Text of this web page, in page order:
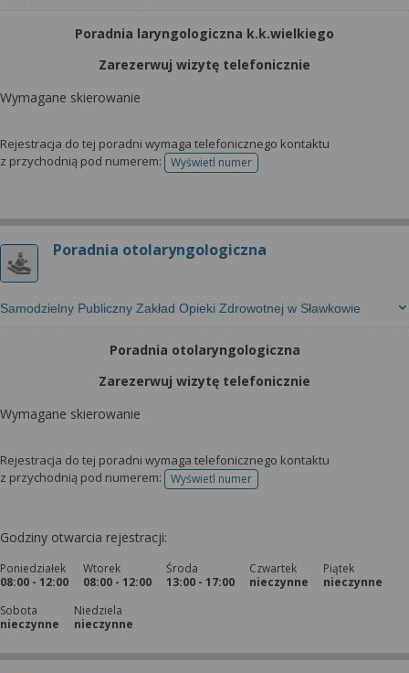
Poradnia laryngologiczna k.k.wielkiego
Zarezerwuj wizytę telefonicznie
Wymagane skierowanie
Rejestracja do tej poradni wymaga telefonicznego kontaktu
z przychodnią pod numerem:
Wyświetl numertelefonu do rejestracji
Poradnia otolaryngologiczna
Samodzielny Publiczny Zakład Opieki Zdrowotnej w Sławkowie
Poradnia otolaryngologiczna
Zarezerwuj wizytę telefonicznie
Wymagane skierowanie
Rejestracja do tej poradni wymaga telefonicznego kontaktu
z przychodnią pod numerem:
Wyświetl numertelefonu do rejestracji
Godziny otwarcia rejestracji:
Poniedziałek
08:00 - 12:00
Wtorek
08:00 - 12:00
Środa
13:00 - 17:00
Czwartek
nieczynne
Piątek
nieczynne
Sobota
nieczynne
Niedziela
nieczynne